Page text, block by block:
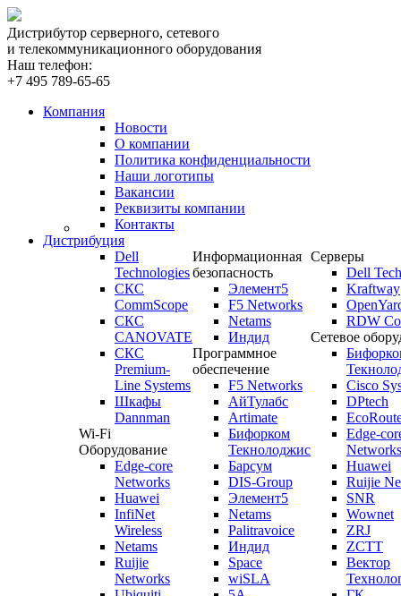
Дистрибутор серверного, сетевого
и телекоммуникационного оборудования
Наш телефон:
+7 495 789-65-65
Компания
Новости
О компании
Политика конфиденциальности
Наши логотипы
Вакансии
Реквизиты компании
Контакты
Дистрибуция
Dell
Technologies
СКС
CommScope
СКС
CANOVATE
СКС
Premium-
Line Systems
Шкафы
Dannman
Wi-Fi
Оборудование
Edge-core
Networks
Huawei
InfiNet
Wireless
Netams
Ruijie
Networks
Информационная
безопасность
Элемент5
F5 Networks
Netams
Индид
Программное
обеспечение
F5 Networks
АйТулабс
Artimate
Бифорком
Текнолоджис
Барсум
DIS-Group
Элемент5
Netams
Palitravoice
Индид
Space
wiSLA
Серверы
Dell
Kraftway
RDW
Сетевое
Cisco
DPtech
Edge-
Networks
Huawei
Ruijie
SNR
Wownet
ZRJ
ZCTT
Вектор